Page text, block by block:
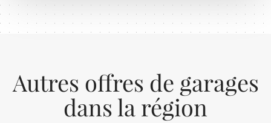
Autres offres de garages
dans la région